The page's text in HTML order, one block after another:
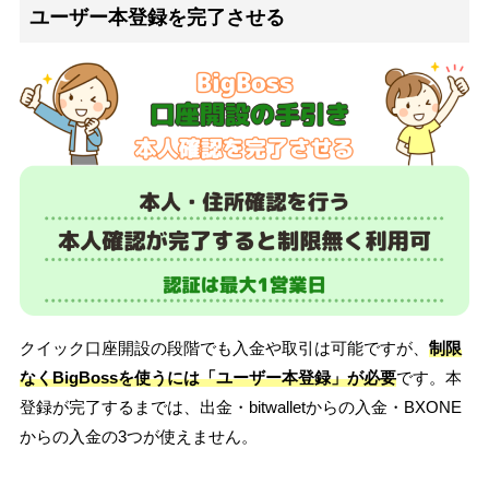
ユーザー本登録を完了させる
クイック口座開設の段階でも入金や取引は可能ですが、 制限
なくBigBossを使うには「ユーザー本登録」が必要です。本
登録が完了するまでは、出金・bitwalletからの入金・BXONE
からの入金の3つが使えません。